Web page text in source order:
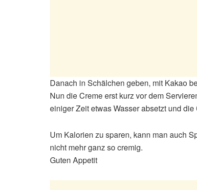
Danach in Schälchen geben, mit Kakao
Nun die Creme erst kurz vor dem
einiger Zeit etwas Wasser absetzt und
Um Kalorien zu sparen, kann man auch
nicht mehr ganz so cremig.
Guten Appetit